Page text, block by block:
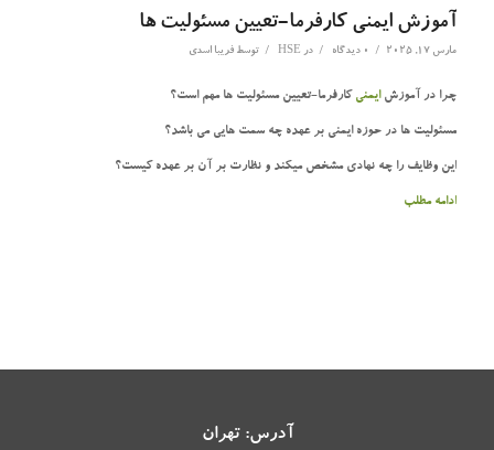
آموزش ایمنی کارفرما-تعیین مسئولیت ها
مارس 17, 2025 / 0 دیدگاه / در HSE
/ توسط فریبا اسدی
چرا در آموزشایمنی کارفرما-تعیین مسئولیت ها مهم است؟
مسئولیت ها در حوزه ایمنی بر عهده چه سمت هایی می باشد؟
این وظایف را چه نهادی مشخص میکند و نظارت بر آن بر عهده کیست؟
ادامه مطلب
آدرس: تهران